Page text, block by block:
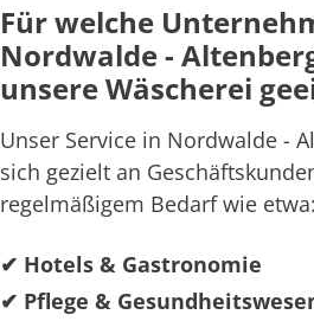
Für welche
Nordwalde -
unsere Wäscherei
Unser Service in Nordwalde -
sich gezielt an
regelmäßigem Bedarf wie etwa:
✔ Hotels & Gastronomie
✔ Pflege &